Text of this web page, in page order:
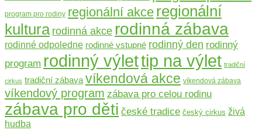
program pro rodiny regionální akce regionální
kultura rodinná akce rodinná zábava
rodinné odpoledne rodinné vstupné rodinný den rodinný
program rodinný výlettip na výlet tradiční
cirkus tradiční zábava víkendová akce víkendová zábava
víkendový program zábava pro celou rodinu
zábava pro děti české tradice český cirkus živá
hudba